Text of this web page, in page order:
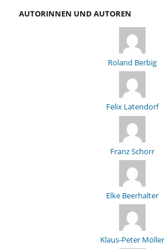
AUTORINNEN UND AUTOREN
Roland Berbig
Felix Latendorf
Franz Schorr
Elke Beerhalter
Klaus-Peter Möller